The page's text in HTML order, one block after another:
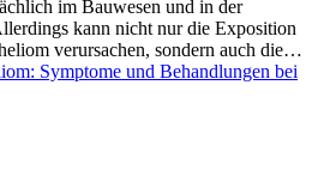
im Bauwesen und in der
kann nicht nur die Exposition
verursachen, sondern auch die…
Symptome und Behandlungen bei